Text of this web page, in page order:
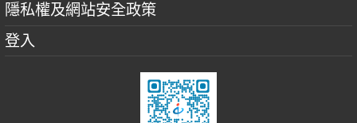
隱私權及網站安全政策
登入